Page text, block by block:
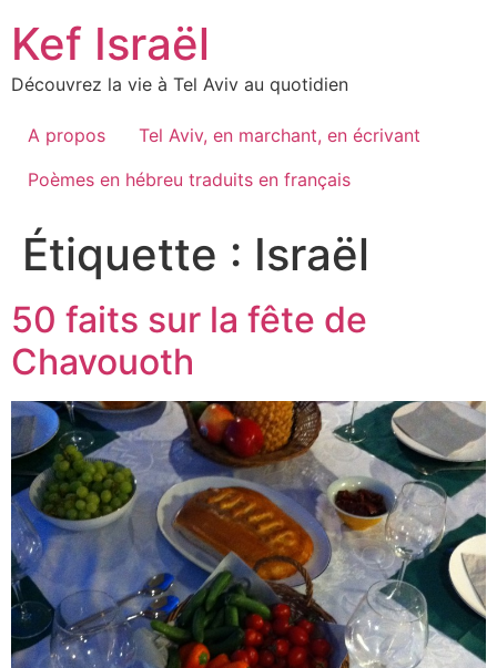
content
Kef Israël
Découvrez la vie à Tel Aviv au quotidien
A propos
Tel Aviv, en marchant, en écrivant
Poèmes en hébreu traduits en français
Étiquette : Israël
50 faits sur la fête de
Chavouoth